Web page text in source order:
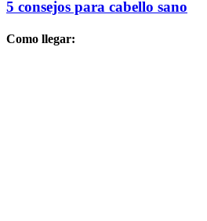
5 consejos para cabello sano
Como llegar: